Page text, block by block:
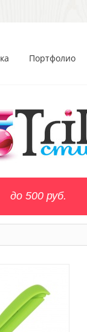
Портфолио
до 500 руб.